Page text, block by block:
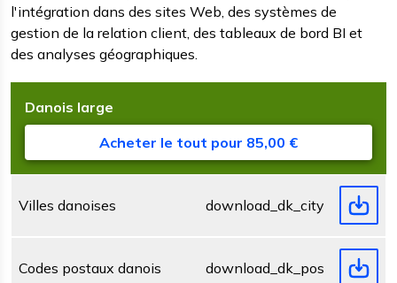
l'intégration dans des sites Web, des systèmes de
gestion de la relation client, des tableaux de bord BI et
des analyses géographiques.
Danois large
Acheter le tout pour 85,00 €
Villes danoises download_dk_city.zip
Codes postaux danois download_dk_postcode.zip